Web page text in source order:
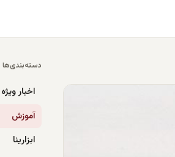
دسته‌بندی‌ها
اخبار ویژه
آموزش
ابزارینا